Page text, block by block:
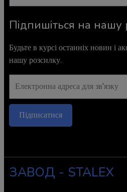
Підпишіться на нашу
Будьте в курсі останніх новин і
нашу розсилку.
Підписатися
ЗАВОД - STALEX